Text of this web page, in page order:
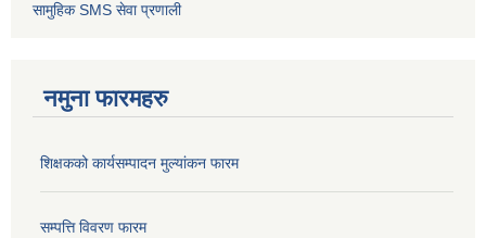
सामुहिकSMS सेवाप्रणाली
नमुना फारमहरु
शिक्षकको कार्यसम्पादन मुल्यांकन फारम
सम्पत्ति विवरण फारम